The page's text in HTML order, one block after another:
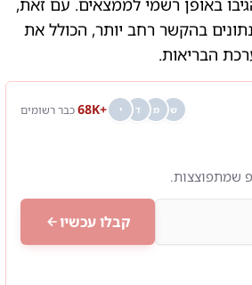
בהקשר רחב יותר, הכולל את
הבריאות.
ש מ ד י +68K כבר רשומים
שמתפוצצות.
קבלו עכשיו